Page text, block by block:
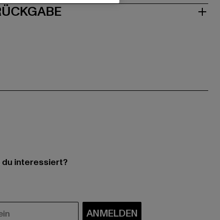
interessiert?
ANMELDEN